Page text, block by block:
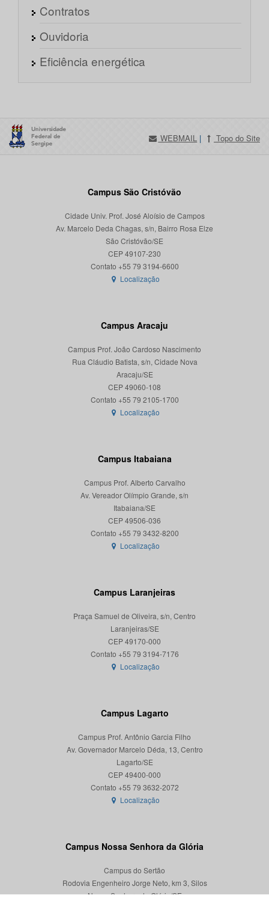
Contratos
Ouvidoria
Eficiência energética
WEBMAIL | Topo do Site
Campus São Cristóvão
Cidade Univ. Prof. José Aloísio de Campos
Av. Marcelo Deda Chagas, s/n, Bairro Rosa Elze
São Cristóvão/SE
CEP 49107-230
Localização
Campus Aracaju
Campus Prof. João Cardoso Nascimento
Rua Cláudio Batista, s/n, Cidade Nova
Aracaju/SE
CEP 49060-108
Localização
Campus Itabaiana
Campus Prof. Alberto Carvalho
Av. Vereador Olímpio Grande, s/n
Itabaiana/SE
CEP 49506-036
Localização
Campus Laranjeiras
Praça Samuel de Oliveira, s/n, Centro
Laranjeiras/SE
CEP 49170-000
Localização
Campus Lagarto
Campus Prof. Antônio Garcia Filho
Av. Governador Marcelo Déda, 13, Centro
Lagarto/SE
CEP 49400-000
Localização
Campus Nossa Senhora da Glória
Campus do Sertão
Rodovia Engenheiro Jorge Neto, km 3, Silos
Nossa Senhora da Glória/SE